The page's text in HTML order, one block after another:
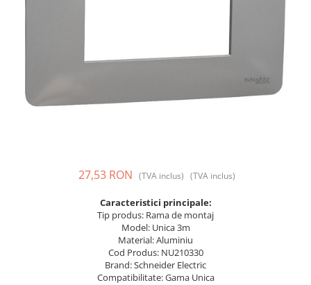
Termostate
27,53 RON (TVA inclus) (TVA inclus)
Caracteristici principale:
Tip produs: Rama de montaj
Model: Unica 3m
Material: Aluminiu
Cod Produs: NU210330
Brand: Schneider Electric
Compatibilitate: Gama Unica